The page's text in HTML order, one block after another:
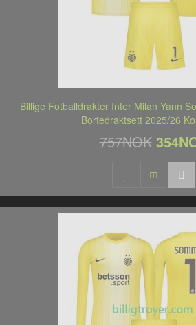
Billige Fotballdrakter Inter Milan Yann
Bortedraktsett 2025/26
757NOK